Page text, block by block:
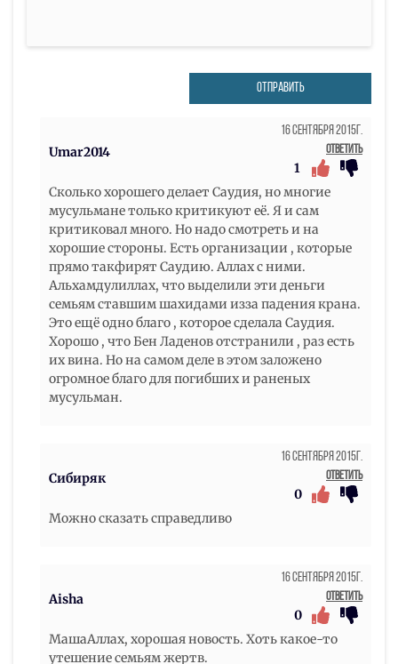
ОТПРАВИТЬ
Umar2014
16 Сентября 2015г.
Ответить
1
Сколько хорошего делает Саудия, но многие
мусульмане только критикуют её. Я и сам
критиковал много. Но надо смотреть и на
хорошие стороны. Есть организации , которые
прямо такфирят Саудию. Аллах с ними.
Альхамдулиллах, что выделили эти деньги
семьям ставшим шахидами изза падения крана.
Это ещё одно благо , которое сделала Саудия.
Хорошо , что Бен Ладенов отстранили , раз есть
их вина. Но на самом деле в этом заложено
огромное благо для погибших и раненых
мусульман.
Сибиряк
16 Сентября 2015г.
Ответить
0
Можно сказать справедливо
Aisha
16 Сентября 2015г.
Ответить
0
МашаАллах, хорошая новость. Хоть какое-то
утешение семьям жертв.